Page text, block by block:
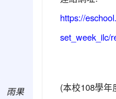
https://
set_week_ilc/
(本校108學年
雨果